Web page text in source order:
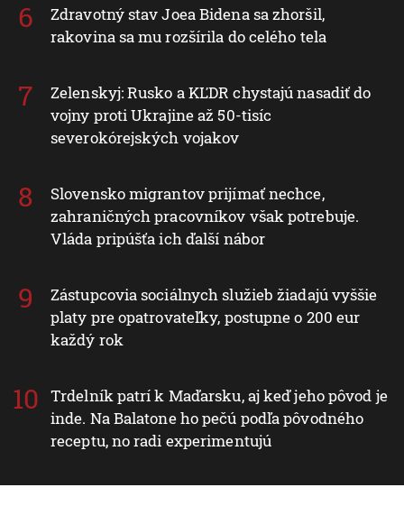
Zdravotný stav Joea Bidena sa zhoršil,
rakovina sa mu rozšírila do celého tela
Zelenskyj: Rusko a KĽDR chystajú nasadiť do
vojny proti Ukrajine až 50-tisíc
severokórejských vojakov
Slovensko migrantov prijímať nechce,
zahraničných pracovníkov však potrebuje.
Vláda pripúšťa ich ďalší nábor
Zástupcovia sociálnych služieb žiadajú vyššie
platy pre opatrovateľky, postupne o 200 eur
každý rok
Trdelník patrí k Maďarsku, aj keď jeho pôvod je
inde. Na Balatone ho pečú podľa pôvodného
receptu, no radi experimentujú